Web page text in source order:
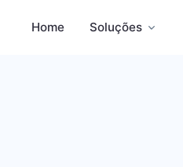
Home Soluções